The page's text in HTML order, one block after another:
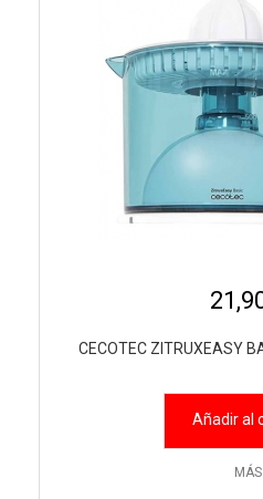
CECOTEC ZITRUXEASY
Añadir al
MÁS